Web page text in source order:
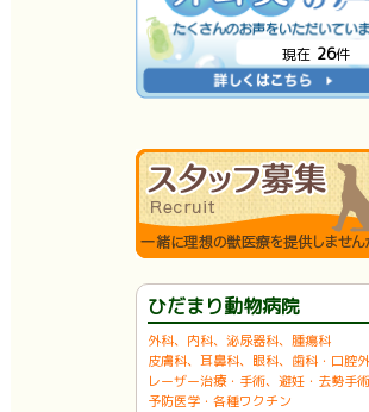
現在 26件
ひだまり動物病院
外科、内科、泌尿器科、腫瘍科
皮膚科、耳鼻科、眼科、歯科・口腔
レーザー治療・手術、避妊・去勢手術
予防医学・各種ワクチン